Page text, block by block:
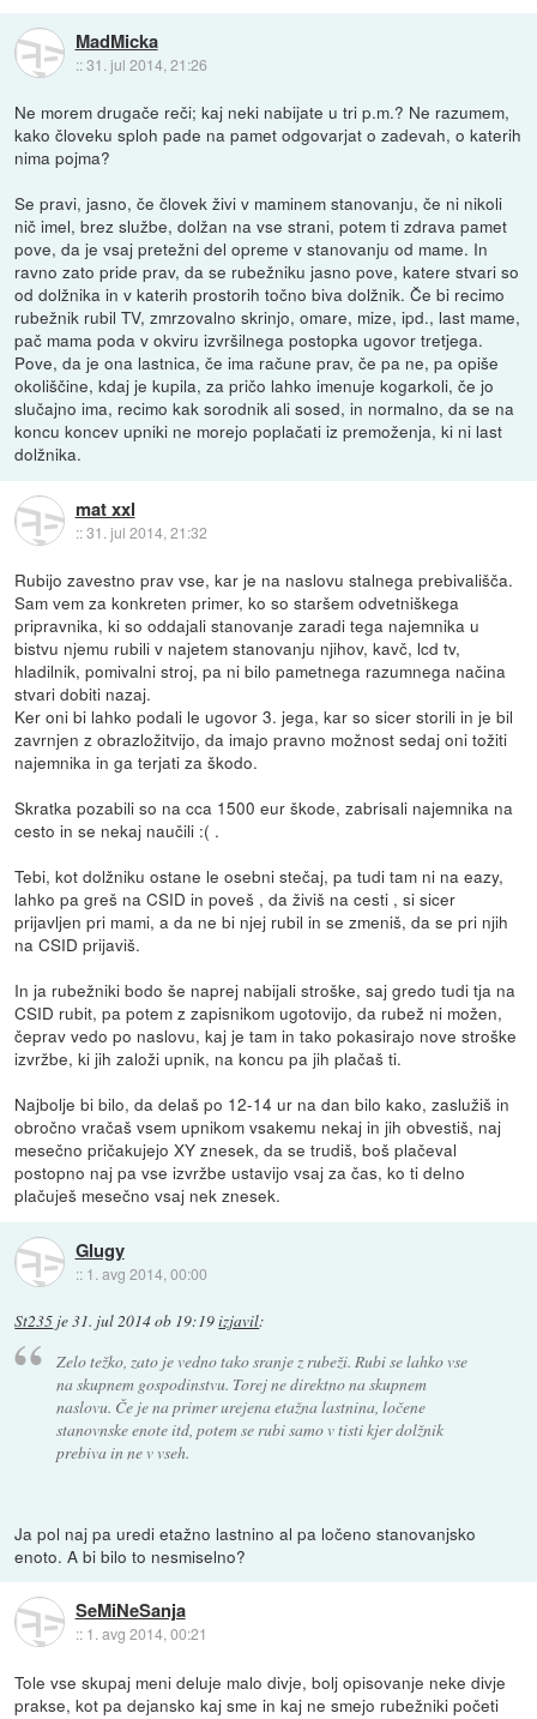
MadMicka
::31. jul 2014, 21:26
Ne morem drugače reči; kaj neki nabijate u tri p.m.? Ne razumem,
kako človeku sploh pade na pamet odgovarjat o zadevah, o katerih
nima pojma?
Se pravi, jasno, če človek živi v maminem stanovanju, če ni nikoli
nič imel, brez službe, dolžan na vse strani, potem ti zdrava pamet
pove, da je vsaj pretežni del opreme v stanovanju od mame. In
ravno zato pride prav, da se rubežniku jasno pove, katere stvari so
od dolžnika in v katerih prostorih točno biva dolžnik. Če bi recimo
rubežnik rubil TV, zmrzovalno skrinjo, omare, mize, ipd., last mame,
pač mama poda v okviru izvršilnega postopka ugovor tretjega.
Pove, da je ona lastnica, če ima račune prav, če pa ne, pa opiše
okoliščine, kdaj je kupila, za pričo lahko imenuje kogarkoli, če jo
slučajno ima, recimo kak sorodnik ali sosed, in normalno, da se na
koncu koncev upniki ne morejo poplačati iz premoženja, ki ni last
dolžnika.
mat xxl
::31. jul 2014, 21:32
Rubijo zavestno prav vse, kar je na naslovu stalnega prebivališča.
Sam vem za konkreten primer, ko so staršem odvetniškega
pripravnika, ki so oddajali stanovanje zaradi tega najemnika u
bistvu njemu rubili v najetem stanovanju njihov, kavč, lcd tv,
hladilnik, pomivalni stroj, pa ni bilo pametnega razumnega načina
stvari dobiti nazaj.
Ker oni bi lahko podali le ugovor 3. jega, kar so sicer storili in je bil
zavrnjen z obrazložitvijo, da imajo pravno možnost sedaj oni tožiti
najemnika in ga terjati za škodo.
Skratka pozabili so na cca 1500 eur škode, zabrisali najemnika na
cesto in se nekaj naučili :( .
Tebi, kot dolžniku ostane le osebni stečaj, pa tudi tam ni na eazy,
lahko pa greš na CSID in poveš , da živiš na cesti , si sicer
prijavljen pri mami, a da ne bi njej rubil in se zmeniš, da se pri njih
na CSID prijaviš.
In ja rubežniki bodo še naprej nabijali stroške, saj gredo tudi tja na
CSID rubit, pa potem z zapisnikom ugotovijo, da rubež ni možen,
čeprav vedo po naslovu, kaj je tam in tako pokasirajo nove stroške
izvržbe, ki jih založi upnik, na koncu pa jih plačaš ti.
Najbolje bi bilo, da delaš po 12-14 ur na dan bilo kako, zaslužiš in
obročno vračaš vsem upnikom vsakemu nekaj in jih obvestiš, naj
mesečno pričakujejo XY znesek, da se trudiš, boš plačeval
postopno naj pa vse izvržbe ustavijo vsaj za čas, ko ti delno
plačuješ mesečno vsaj nek znesek.
Glugy
:: 1. avg 2014, 00:00
St235 je31. jul 2014 ob 19:19izjavil:
Zelo težko, zato je vedno tako sranje z rubeži. Rubi se lahko vse
na skupnem gospodinstvu. Torej ne direktno na skupnem
naslovu. Če je na primer urejena etažna lastnina, ločene
stanovnske enote itd, potem se rubi samo v tisti kjer dolžnik
prebiva in ne v vseh.
Ja pol naj pa uredi etažno lastnino al pa ločeno stanovanjsko
enoto. A bi bilo to nesmiselno?
SeMiNeSanja
:: 1. avg 2014, 00:21
Tole vse skupaj meni deluje malo divje, bolj opisovanje neke divje
prakse, kot pa dejansko kaj sme in kaj ne smejo rubežniki početi